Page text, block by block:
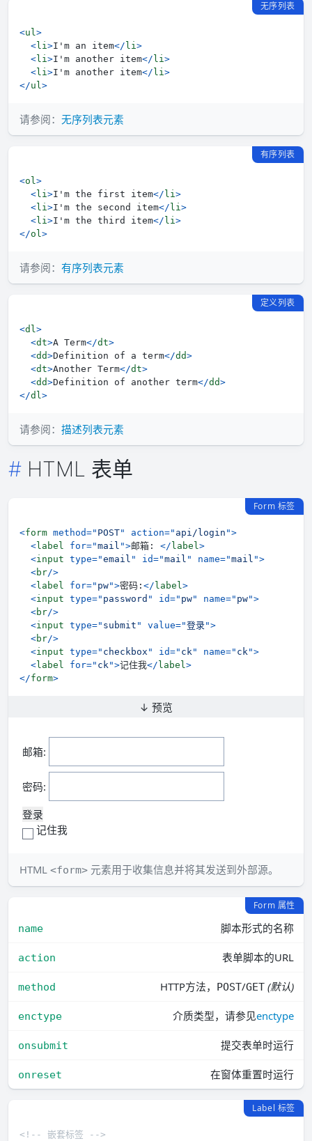
无序列表
<ul>
<li>I'm an item</ li>
<li>I'm another item</ li>
<li>I'm another item</ li>
</ul>
请参阅： 无序列表元素
有序列表
<ol>
<li>I'm the first item</ li>
<li>I'm the second item</ li>
<li>I'm the third item</ li>
</ol>
请参阅： 有序列表元素
定义列表
<dl>
<dt>A Term</dt>
<dd>Definition of a term</dd>
<dt>Another Term</dt>
<dd>Definition of another term</dd>
</dl>
请参阅： 描述列表元素
HTML 表单
Form 标签
<form method=" POST" action=" api/login ">
<label for="mail ">邮箱: </ label>
<input type="email " id="mail " name="mail ">
<br/>
<label for=" pw">密码: </ label>
<input type=" password " id=" pw" name=" pw">
<br/>
<input type=" submit " value="登录">
<br/>
<input type=" checkbox " id=" ck" name=" ck">
<label for=" ck">记住我</ label>
</form>
↓ 预览
邮箱:
密码:
记住我
HTML <form> 元素用于收集信息并将其发送到外部源。
Form 属性
name
脚本形式的名称
action 表单脚本的URL
method HTTP方法， POST/GET (默认)
enctype 介质类型，请参见enctype
onsubmit 提交表单时运行
onreset 在窗体重置时运行
Label 标签
<!-- 嵌套标签 -->